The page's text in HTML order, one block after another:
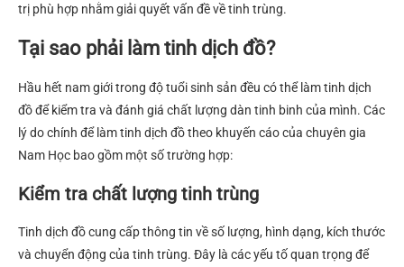
trị phù hợp nhằm giải quyết vấn đề về tinh trùng.
Tại sao phải làm tinh dịch đồ?
Hầu hết nam giới trong độ tuổi sinh sản đều có thể làm tinh dịch
đồ để kiểm tra và đánh giá chất lượng dàn tinh binh của mình. Các
lý do chính để làm tinh dịch đồ theo khuyến cáo của chuyên gia
Nam Học bao gồm một số trường hợp:
Kiểm tra chất lượng tinh trùng
Tinh dịch đồ cung cấp thông tin về số lượng, hình dạng, kích thước
và chuyển động của tinh trùng. Đây là các yếu tố quan trọng để